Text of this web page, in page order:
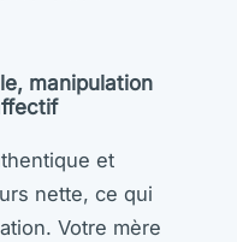
manipulation
et
nette, ce qui
Votre mère